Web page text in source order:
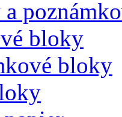
bloky
bloky